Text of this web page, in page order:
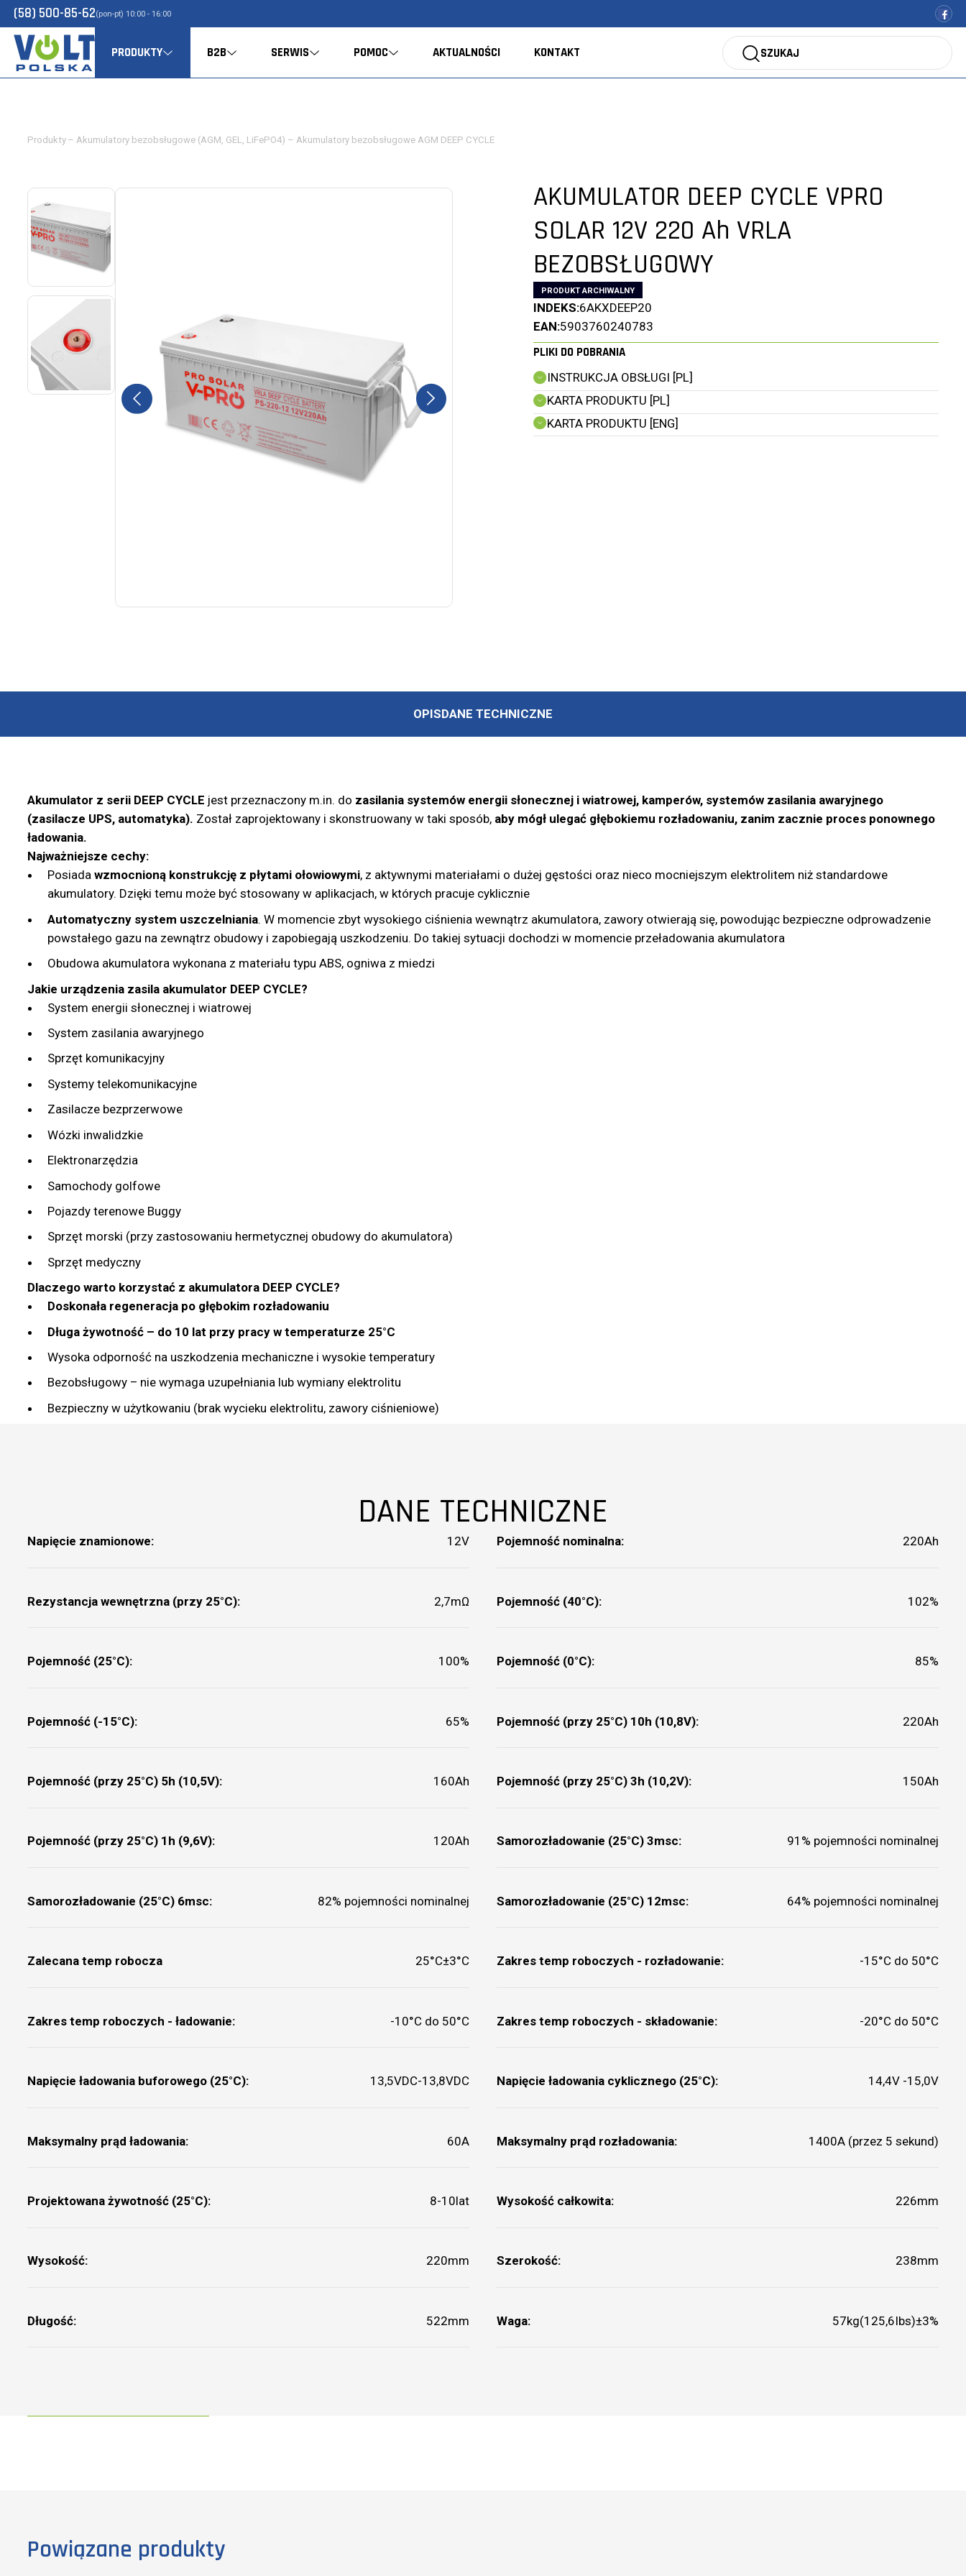
(58) 500-85-62(pon-pt) 10:00 - 16:00
PRODUKTY B2B SERWIS POMOC AKTUALNOŚCI KONTAKT SZUKAJ
Produkty – Akumulatory bezobsługowe (AGM, GEL, LiFePO4) – Akumulatory bezobsługowe AGM DEEP CYCLE
AKUMULATOR DEEP CYCLE VPRO
SOLAR 12V 220 Ah VRLA
BEZOBSŁUGOWY
PRODUKT ARCHIWALNY
INDEKS:6AKXDEEP20
EAN:5903760240783
PLIKI DO POBRANIA
INSTRUKCJA OBSŁUGI [PL]
KARTA PRODUKTU [PL]
KARTA PRODUKTU [ENG]
OPISDANE TECHNICZNE
Akumulator z serii DEEP CYCLE jest przeznaczony m.in. do zasilania systemów energii słonecznej i wiatrowej, kamperów, systemów zasilania awaryjnego
(zasilacze UPS, automatyka). Został zaprojektowany i skonstruowany w taki sposób, aby mógł ulegać głębokiemu rozładowaniu, zanim zacznie proces ponownego
ładowania.
Najważniejsze cechy:
Posiada wzmocnioną konstrukcję z płytami ołowiowymi, z aktywnymi materiałami o dużej gęstości oraz nieco mocniejszym elektrolitem niż standardowe
akumulatory. Dzięki temu może być stosowany w aplikacjach, w których pracuje cyklicznie
Automatyczny system uszczelniania. W momencie zbyt wysokiego ciśnienia wewnątrz akumulatora, zawory otwierają się, powodując bezpieczne odprowadzenie
powstałego gazu na zewnątrz obudowy i zapobiegają uszkodzeniu. Do takiej sytuacji dochodzi w momencie przeładowania akumulatora
Obudowa akumulatora wykonana z materiału typu ABS, ogniwa z miedzi
Jakie urządzenia zasila akumulator DEEP CYCLE?
System energii słonecznej i wiatrowej
System zasilania awaryjnego
Sprzęt komunikacyjny
Systemy telekomunikacyjne
Zasilacze bezprzerwowe
Wózki inwalidzkie
Elektronarzędzia
Samochody golfowe
Pojazdy terenowe Buggy
Sprzęt morski (przy zastosowaniu hermetycznej obudowy do akumulatora)
Sprzęt medyczny
Dlaczego warto korzystać z akumulatora DEEP CYCLE?
Doskonała regeneracja po głębokim rozładowaniu
Długa żywotność – do 10 lat przy pracy w temperaturze 25°C
Wysoka odporność na uszkodzenia mechaniczne i wysokie temperatury
Bezobsługowy – nie wymaga uzupełniania lub wymiany elektrolitu
Bezpieczny w użytkowaniu (brak wycieku elektrolitu, zawory ciśnieniowe)
DANE TECHNICZNE
Napięcie znamionowe: 12V Pojemność nominalna: 220Ah
Rezystancja wewnętrzna (przy 25°C): 2,7mΩ Pojemność (40°C): 102%
Pojemność (25°C): 100% Pojemność (0°C): 85%
Pojemność (-15°C): 65% Pojemność (przy 25°C) 10h (10,8V): 220Ah
Pojemność (przy 25°C) 5h (10,5V): 160Ah Pojemność (przy 25°C) 3h (10,2V): 150Ah
Pojemność (przy 25°C) 1h (9,6V): 120Ah Samorozładowanie (25°C) 3msc: 91% pojemności nominalnej
Samorozładowanie (25°C) 6msc: 82% pojemności nominalnej Samorozładowanie (25°C) 12msc: 64% pojemności nominalnej
Zalecana temp robocza 25°C±3°C Zakres temp roboczych - rozładowanie: -15°C do 50°C
Zakres temp roboczych - ładowanie: -10°C do 50°C Zakres temp roboczych - składowanie: -20°C do 50°C
Napięcie ładowania buforowego (25°C): 13,5VDC-13,8VDC Napięcie ładowania cyklicznego (25°C): 14,4V -15,0V
Maksymalny prąd ładowania: 60A Maksymalny prąd rozładowania: 1400A (przez 5 sekund)
Projektowana żywotność (25°C): 8-10lat Wysokość całkowita: 226mm
Wysokość: 220mm Szerokość: 238mm
Długość: 522mm Waga: 57kg(125,6Ibs)±3%
Powiązane produkty